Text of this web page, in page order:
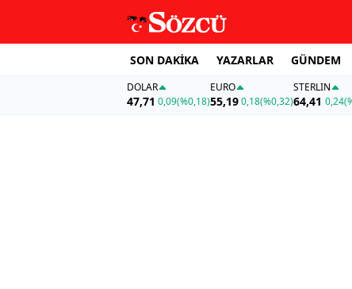
SON DAKİKA YAZARLAR GÜNDEM
DOLAR
47,71 0,09(%0,18)
EURO
55,19 0,18(%0,32)
STERLIN
64,41 0,24